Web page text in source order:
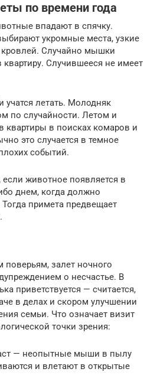
по времени года
впадают в спячку.
укромные места, узкие
кровлей. Случайно мышки
Случившееся не имеет
летать. Молодняк
по случайности. Летом и
квартиры в поисках комаров и
это случается в темное
событий.
животное появляется в
днем, когда должно
примета предвещает
залет ночного
о несчастье. В
приветствуется — считается,
в делах и скором улучшении
семьи. Что означает визит
точки зрения:
— неопытные мыши в пылу
и влетают в открытые